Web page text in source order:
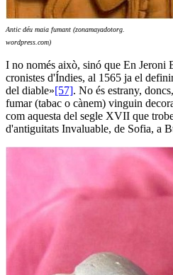
Antic déu maia fumant (zonamayadotorg.
wordpress.com)
I no només això, sinó que En Jeroni
cronistes d'Índies, al 1565 ja el
del diable»[57]. No és estrany,
fumar (tabac o cànem) vinguin
com aquesta del segle XVII que
d'antiguitats Invaluable, de Sofia, a